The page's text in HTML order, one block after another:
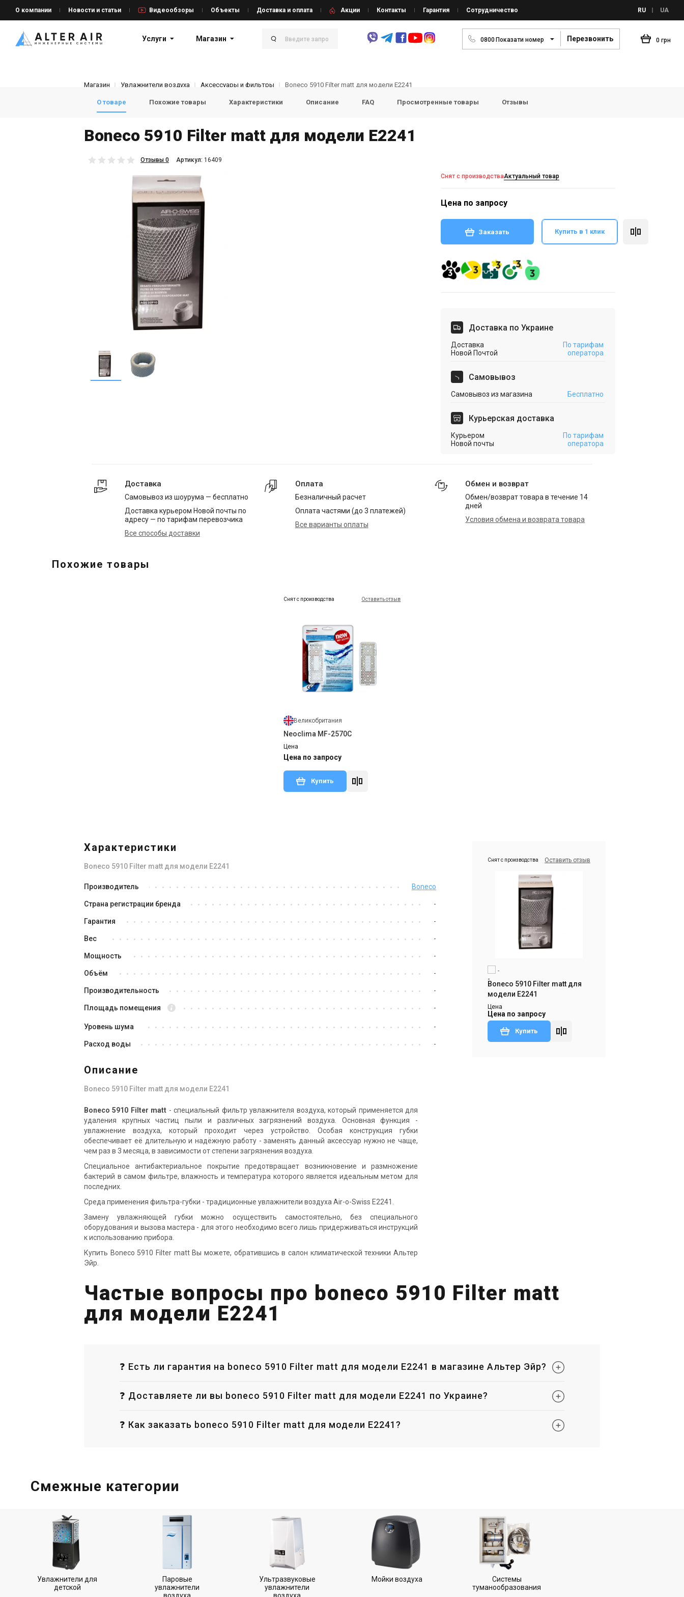
О компании Новости и статьи Видеообзоры Объекты Доставка и оплата Акции Контакты Гарантия Сотрудничество RU UA
Услуги Магазин 0800Показати номер Перезвонить 0 грн
Магазин Увлажнители воздуха Аксессуары и фильтры Boneco 5910 Filter matt для модели E2241
О товаре Похожие товары Характеристики Описание FAQ Просмотренные товары Отзывы
Boneco 5910 Filter matt для модели E2241
Отзывы 0 Aртикул: 16409
Снят с производстваАктуальный товар
Цена по запросу
Заказать Купить в 1 клик
Доставка по Украине
Доставка
Новой Почтой
По тарифам
оператора
Cамовывоз
Самовывоз из магазина Бесплатно
Курьерская доставка
Курьером
Новой почты
По тарифам
оператора
Доставка
Самовывоз из шоурума — бесплатно
Доставка курьером Новой почты по
адресу — по тарифам перевозчика
Все способы доставки
Оплата
Безналичный расчет
Оплата частями (до 3 платежей)
Все варианты оплаты
Обмен и возврат
Обмен/возврат товара в течение 14
дней
Условия обмена и возврата товара
Похожие товары
Снят с производства Оставить отзыв
Великобритания
Neoclima MF-2570C
Цена
Цена по запросу
Купить
Характеристики
Boneco 5910 Filter matt для модели E2241
Производитель Boneco
Страна регистрации бренда -
Гарантия -
Вес -
Мощность -
Объём -
Производительность -
Площадь помещения -
Уровень шума -
Расход воды -
Снят с производства Оставить отзыв
-
Boneco 5910 Filter matt для
модели E2241
Цена
Цена по запросу
Купить
Описание
Boneco 5910 Filter matt для модели E2241
Boneco 5910 Filter matt - специальный фильтр увлажнителя воздуха, который применяется для
удаления крупных частиц пыли и различных загрязнений воздуха. Основная функция -
увлажнение воздуха, который проходит через устройство. Особая конструкция губки
обеспечивает её длительную и надёжную работу - заменять данный аксессуар нужно не чаще,
чем раз в 3 месяца, в зависимости от степени загрязнения воздуха.
Специальное антибактериальное покрытие предотвращает возникновение и размножение
бактерий в самом фильтре, влажность и температура которого является идеальным метом для
последних.
Среда применения фильтра-губки - традиционные увлажнители воздуха Air-o-Swiss E2241.
Замену увлажняющей губки можно осуществить самостоятельно, без специального
оборудования и вызова мастера - для этого необходимо всего лишь придерживаться инструкций
к использованию прибора.
Купить Boneco 5910 Filter matt Вы можете, обратившись в салон климатической техники Альтер
Эйр.
Частые вопросы про boneco 5910 Filter matt
для модели E2241
❓ Есть ли гарантия на boneco 5910 Filter matt для модели E2241 в магазине Альтер Эйр?
❓ Доставляете ли вы boneco 5910 Filter matt для модели E2241 по Украине?
❓ Как заказать boneco 5910 Filter matt для модели E2241?
Смежные категории
Увлажнители для
детской
Паровые
увлажнители
Ультразвуковые
увлажнители
Мойки воздуха
Системы
туманообразования